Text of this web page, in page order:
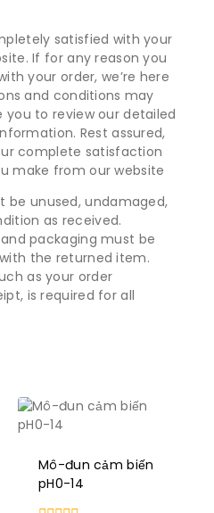
satisfied with your
If for any reason you
your order, we’re here
and conditions may
you to review our detailed
Rest assured,
complete satisfaction
make from our website
be unused, undamaged,
as received.
packaging must be
the returned item.
as your order
is required for all
Mô-đun cảm biến
pH0-14